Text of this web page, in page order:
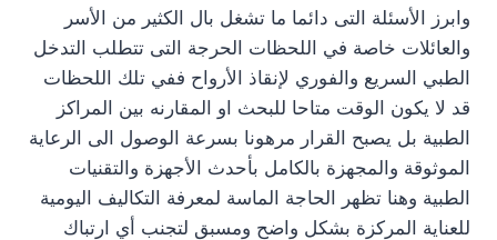
وابرز الأسئلة التى دائما ما تشغل بال الكثير من الأسر
والعائلات خاصة في اللحظات الحرجة التى تتطلب التدخل
الطبي السريع والفوري لإنقاذ الأرواح ففي تلك اللحظات
قد لا يكون الوقت متاحا للبحث او المقارنه بين المراكز
الطبية بل يصبح القرار مرهونا بسرعة الوصول الى الرعاية
الموثوقة والمجهزة بالكامل بأحدث الأجهزة والتقنيات
الطبية وهنا تظهر الحاجة الماسة لمعرفة التكاليف اليومية
للعناية المركزة بشكل واضح ومسبق لتجنب أي ارتباك